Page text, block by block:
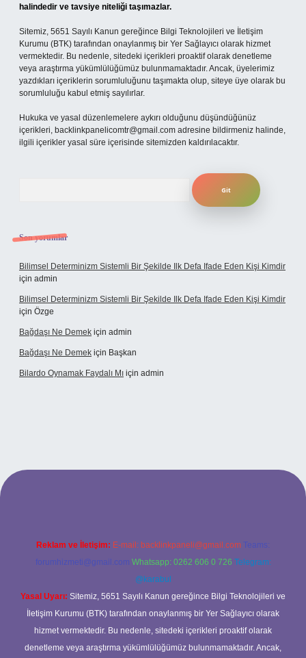
halindedir ve tavsiye niteliği taşımazlar.
Sitemiz, 5651 Sayılı Kanun gereğince Bilgi Teknolojileri ve İletişim
Kurumu (BTK) tarafından onaylanmış bir Yer Sağlayıcı olarak hizmet
vermektedir. Bu nedenle, sitedeki içerikleri proaktif olarak denetleme
veya araştırma yükümlülüğümüz bulunmamaktadır. Ancak, üyelerimiz
yazdıkları içeriklerin sorumluluğunu taşımakta olup, siteye üye olarak bu
sorumluluğu kabul etmiş sayılırlar.
Hukuka ve yasal düzenlemelere aykırı olduğunu düşündüğünüz
içerikleri, backlinkpanelicomtr@gmail.com adresine bildirmeniz halinde,
ilgili içerikler yasal süre içerisinde sitemizden kaldırılacaktır.
Son yorumlar
Bilimsel Determinizm Sistemli Bir Şekilde Ilk Defa Ifade Eden Kişi Kimdir
için admin
Bilimsel Determinizm Sistemli Bir Şekilde Ilk Defa Ifade Eden Kişi Kimdir
için Özge
Bağdaşı Ne Demek için admin
Bağdaşı Ne Demek için Başkan
Bilardo Oynamak Faydalı Mı için admin
bahis sitesi
Reklam ve İletişim: E-mail: backlinkpaneli@gmail.com Teams:
forumhizmeti@gmail.com Whatsapp: 0262 606 0 726 Telegram:
@karabul
Yasal Uyarı: Sitemiz, 5651 Sayılı Kanun gereğince Bilgi Teknolojileri ve
İletişim Kurumu (BTK) tarafından onaylanmış bir Yer Sağlayıcı olarak
hizmet vermektedir. Bu nedenle, sitedeki içerikleri proaktif olarak
denetleme veya araştırma yükümlülüğümüz bulunmamaktadır. Ancak,